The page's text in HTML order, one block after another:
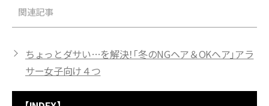
関連記事
ちょっとダサい…を解決！「冬のNGヘア＆OKヘア」アラ
サー女子向け４つ